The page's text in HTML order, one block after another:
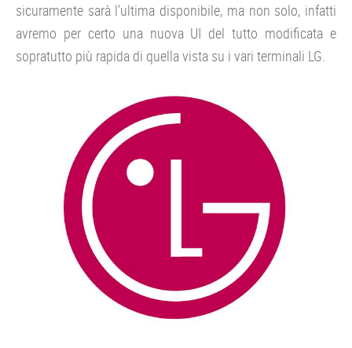
sicuramente sarà l’ultima disponibile, ma non solo, infatti
avremo per certo una nuova UI del tutto modificata e
sopratutto più rapida di quella vista su i vari terminali LG.